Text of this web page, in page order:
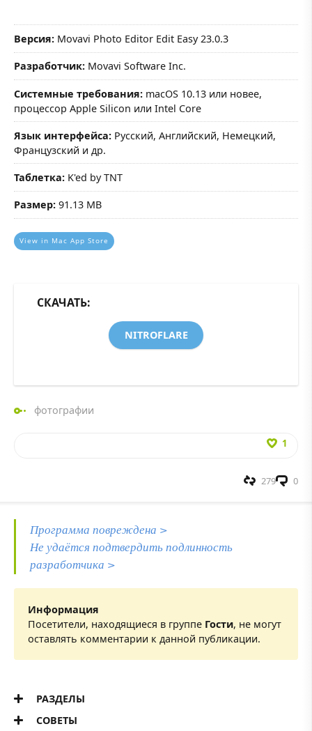
Версия: Movavi Photo Editor Edit Easy 23.0.3
Разработчик: Movavi Software Inc.
Системные требования: macOS 10.13 или новее,
процессор Apple Silicon или Intel Core
Язык интерфейса: Русский, Английский, Немецкий,
Французский и др.
Таблетка: K'ed by TNT
Размер: 91.13 MB
View in Mac App Store
СКАЧАТЬ:
NITROFLARE
фотографии
1
0
279
Программа повреждена >
Не удаётся подтвердить подлинность
разработчика >
Информация
Посетители, находящиеся в группе Гости, не могут
оставлять комментарии к данной публикации.
РАЗДЕЛЫ
СОВЕТЫ